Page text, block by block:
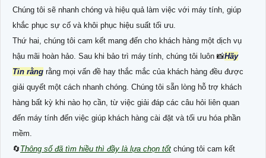
Chúng tôi sẽ nhanh chóng và hiệu quả làm việc với máy tính, giúp
khắc phục sự cố và khôi phục hiệu suất tối ưu.
Thứ hai, chúng tôi cam kết mang đến cho khách hàng một dịch vụ
hậu mãi hoàn hảo. Sau khi bảo trì máy tính, chúng tôi luôn 📸Hãy
Tin rằng rằng mọi vấn đề hay thắc mắc của khách hàng đều được
giải quyết một cách nhanh chóng. Chúng tôi sẵn lòng hỗ trợ khách
hàng bất kỳ khi nào họ cần, từ việc giải đáp các câu hỏi liên quan
đến máy tính đến việc giúp khách hàng cài đặt và tối ưu hóa phần
mềm.
🔄Thông số đã tìm hiều thì đầy là lựa chọn tốt chúng tôi cam kết